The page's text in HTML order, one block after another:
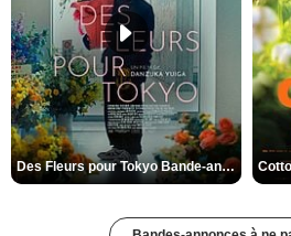
Des Fleurs pour Tokyo Bande-annonce VO STFR